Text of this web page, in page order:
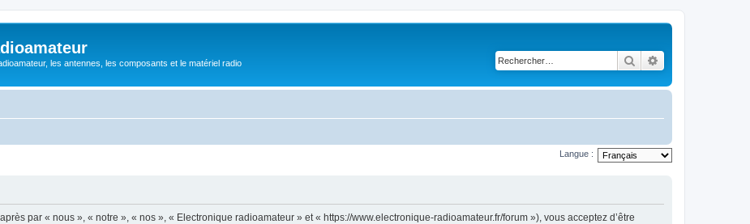
les antennes, les composants et le matériel radio Rechercher
Langue :
par « nous », « notre », « nos », « Electronique radioamateur » et « https://www.electronique-radioamateur.fr/forum »), vous acceptez d’être